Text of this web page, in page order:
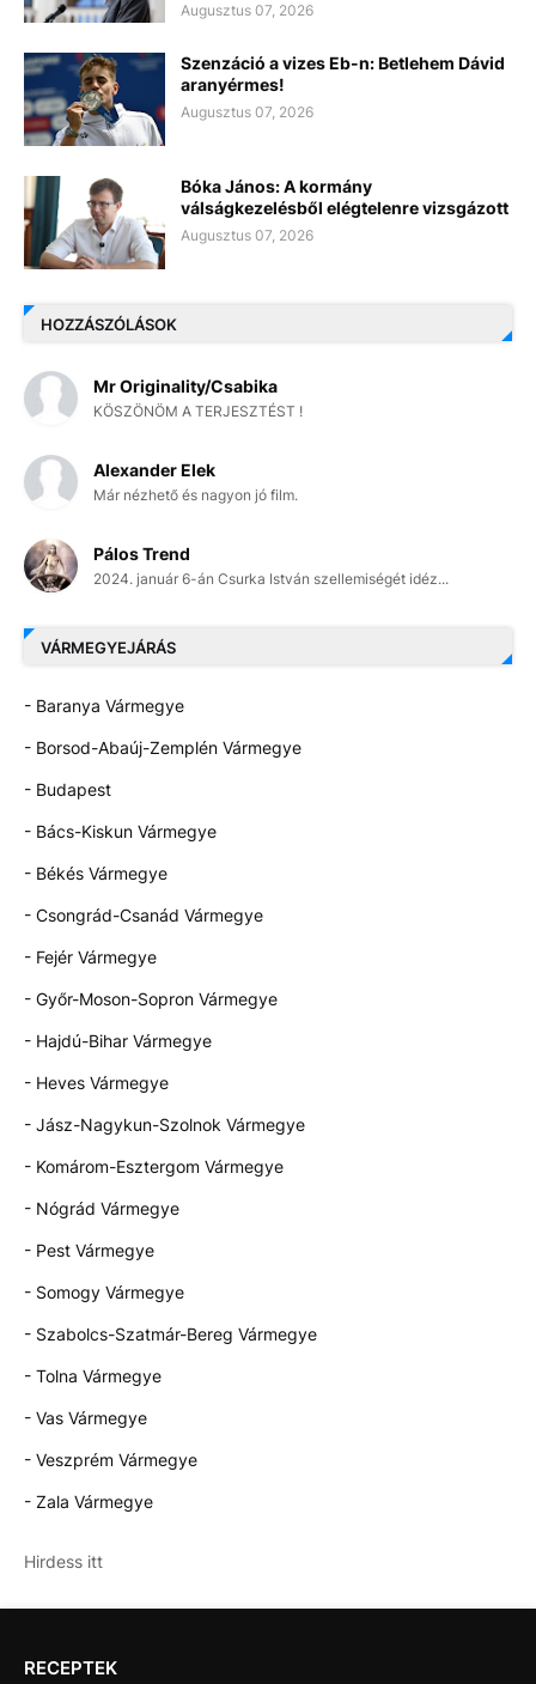
Augusztus 07, 2026
Szenzáció a vizes Eb-n: Betlehem Dávid
aranyérmes!
Augusztus 07, 2026
Bóka János: A kormány
válságkezelésből elégtelenre vizsgázott
Augusztus 07, 2026
HOZZÁSZÓLÁSOK
Mr Originality/Csabika
KÖSZÖNÖM A TERJESZTÉST !
Alexander Elek
Már nézhető és nagyon jó film.
Pálos Trend
2024. január 6-án Csurka István szellemiségét idéz...
VÁRMEGYEJÁRÁS
- Baranya Vármegye
- Borsod-Abaúj-Zemplén Vármegye
- Budapest
- Bács-Kiskun Vármegye
- Békés Vármegye
- Csongrád-Csanád Vármegye
- Fejér Vármegye
- Győr-Moson-Sopron Vármegye
- Hajdú-Bihar Vármegye
- Heves Vármegye
- Jász-Nagykun-Szolnok Vármegye
- Komárom-Esztergom Vármegye
- Nógrád Vármegye
- Pest Vármegye
- Somogy Vármegye
- Szabolcs-Szatmár-Bereg Vármegye
- Tolna Vármegye
- Vas Vármegye
- Veszprém Vármegye
- Zala Vármegye
Hirdess itt
RECEPTEK